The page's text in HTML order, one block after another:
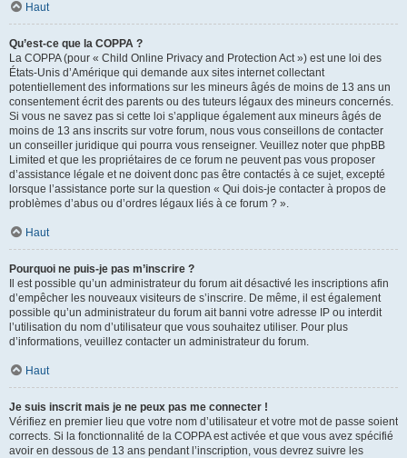
Haut
Qu’est-ce que la COPPA ?
La COPPA (pour « Child Online Privacy and Protection Act ») est une loi des
États-Unis d’Amérique qui demande aux sites internet collectant
potentiellement des informations sur les mineurs âgés de moins de 13 ans un
consentement écrit des parents ou des tuteurs légaux des mineurs concernés.
Si vous ne savez pas si cette loi s’applique également aux mineurs âgés de
moins de 13 ans inscrits sur votre forum, nous vous conseillons de contacter
un conseiller juridique qui pourra vous renseigner. Veuillez noter que phpBB
Limited et que les propriétaires de ce forum ne peuvent pas vous proposer
d’assistance légale et ne doivent donc pas être contactés à ce sujet, excepté
lorsque l’assistance porte sur la question « Qui dois-je contacter à propos de
problèmes d’abus ou d’ordres légaux liés à ce forum ? ».
Haut
Pourquoi ne puis-je pas m’inscrire ?
Il est possible qu’un administrateur du forum ait désactivé les inscriptions afin
d’empêcher les nouveaux visiteurs de s’inscrire. De même, il est également
possible qu’un administrateur du forum ait banni votre adresse IP ou interdit
l’utilisation du nom d’utilisateur que vous souhaitez utiliser. Pour plus
d’informations, veuillez contacter un administrateur du forum.
Haut
Je suis inscrit mais je ne peux pas me connecter !
Vérifiez en premier lieu que votre nom d’utilisateur et votre mot de passe soient
corrects. Si la fonctionnalité de la COPPA est activée et que vous avez spécifié
avoir en dessous de 13 ans pendant l’inscription, vous devrez suivre les